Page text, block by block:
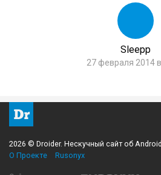
Sleepp
27 февраля 2014
2026 © Droider. Нескучный сайт об Android
О Проекте
Rusonyx